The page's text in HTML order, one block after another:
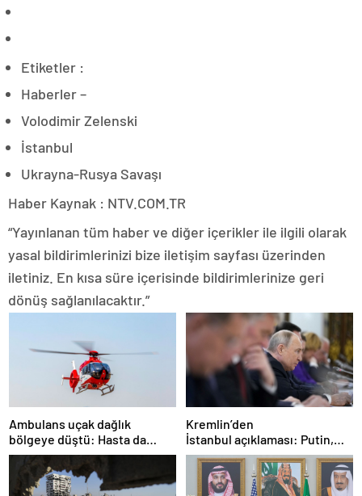
Etiketler :
Haberler –
Volodimir Zelenski
İstanbul
Ukrayna-Rusya Savaşı
Haber Kaynak : NTV.COM.TR
“Yayınlanan tüm haber ve diğer içerikler ile ilgili olarak
yasal bildirimlerinizi bize iletişim sayfası üzerinden
iletiniz. En kısa süre içerisinde bildirimlerinize geri
dönüş sağlanılacaktır.”
Ambulans uçak dağlık
bölgeye düştü: Hasta da
doktor da öldü
Kremlin’den
İstanbul açıklaması: Putin,
zirveye katılacak mı?